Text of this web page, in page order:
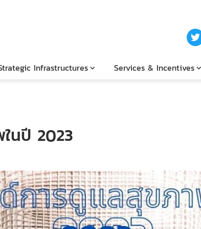
Infrastructures Services & Incentives
นปี 2023